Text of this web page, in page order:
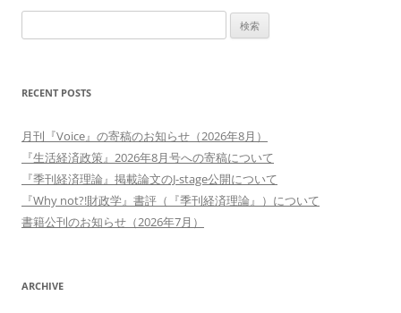
索:
RECENT POSTS
月刊『Voice』の寄稿のお知らせ（2026年8月）
『生活経済政策』2026年8月号への寄稿について
『季刊経済理論』掲載論文のJ-stage公開について
『Why not?!財政学』書評（『季刊経済理論』）について
書籍公刊のお知らせ（2026年7月）
ARCHIVE